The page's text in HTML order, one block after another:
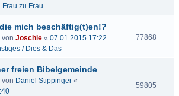
Frau zu Frau
mich beschäftig(t)en!?
von Joschie « 07.01.2015 17:22
/ Dies & Das
77868
freien Bibelgemeinde
von Daniel Stippinger «
59805